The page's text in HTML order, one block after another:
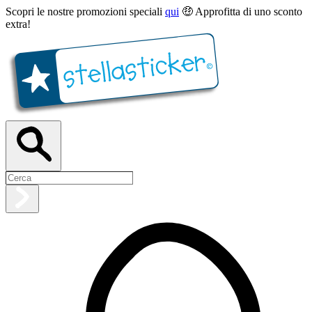
Scopri le nostre promozioni speciali qui 🤑 Approfitta di uno sconto
extra!